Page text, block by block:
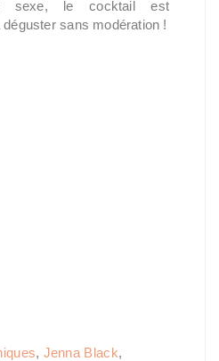
sexe, le cocktail est
sans modération !
, Jenna Black,